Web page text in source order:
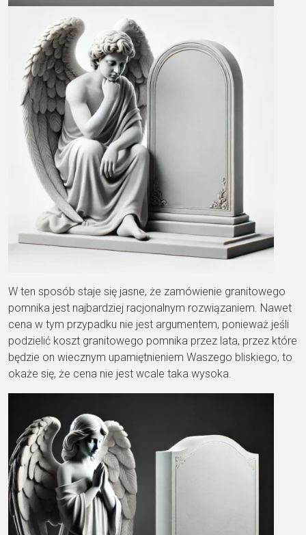
W ten sposób staje się jasne, że zamówienie granitowego
pomnika jest najbardziej racjonalnym rozwiązaniem. Nawet
cena w tym przypadku nie jest argumentem, ponieważ jeśli
podzielić koszt granitowego pomnika przez lata, przez które
będzie on wiecznym upamiętnieniem Waszego bliskiego, to
okaże się, że cena nie jest wcale taka wysoka.